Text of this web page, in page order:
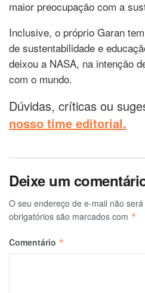
maior preocupação com a
Inclusive, o próprio Garan
de sustentabilidade e
deixou a NASA, na intenção
com o mundo.
Dúvidas, críticas ou
nosso time editorial.
Deixe um
O seu endereço de e-mail não
obrigatórios são marcados com *
Comentário *